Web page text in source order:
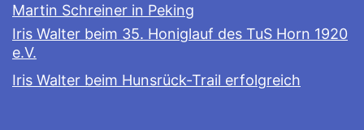
Martin Schreiner in Peking
Iris Walter beim 35. Honiglauf des TuS Horn 1920
e.V.
Iris Walter beim Hunsrück-Trail erfolgreich